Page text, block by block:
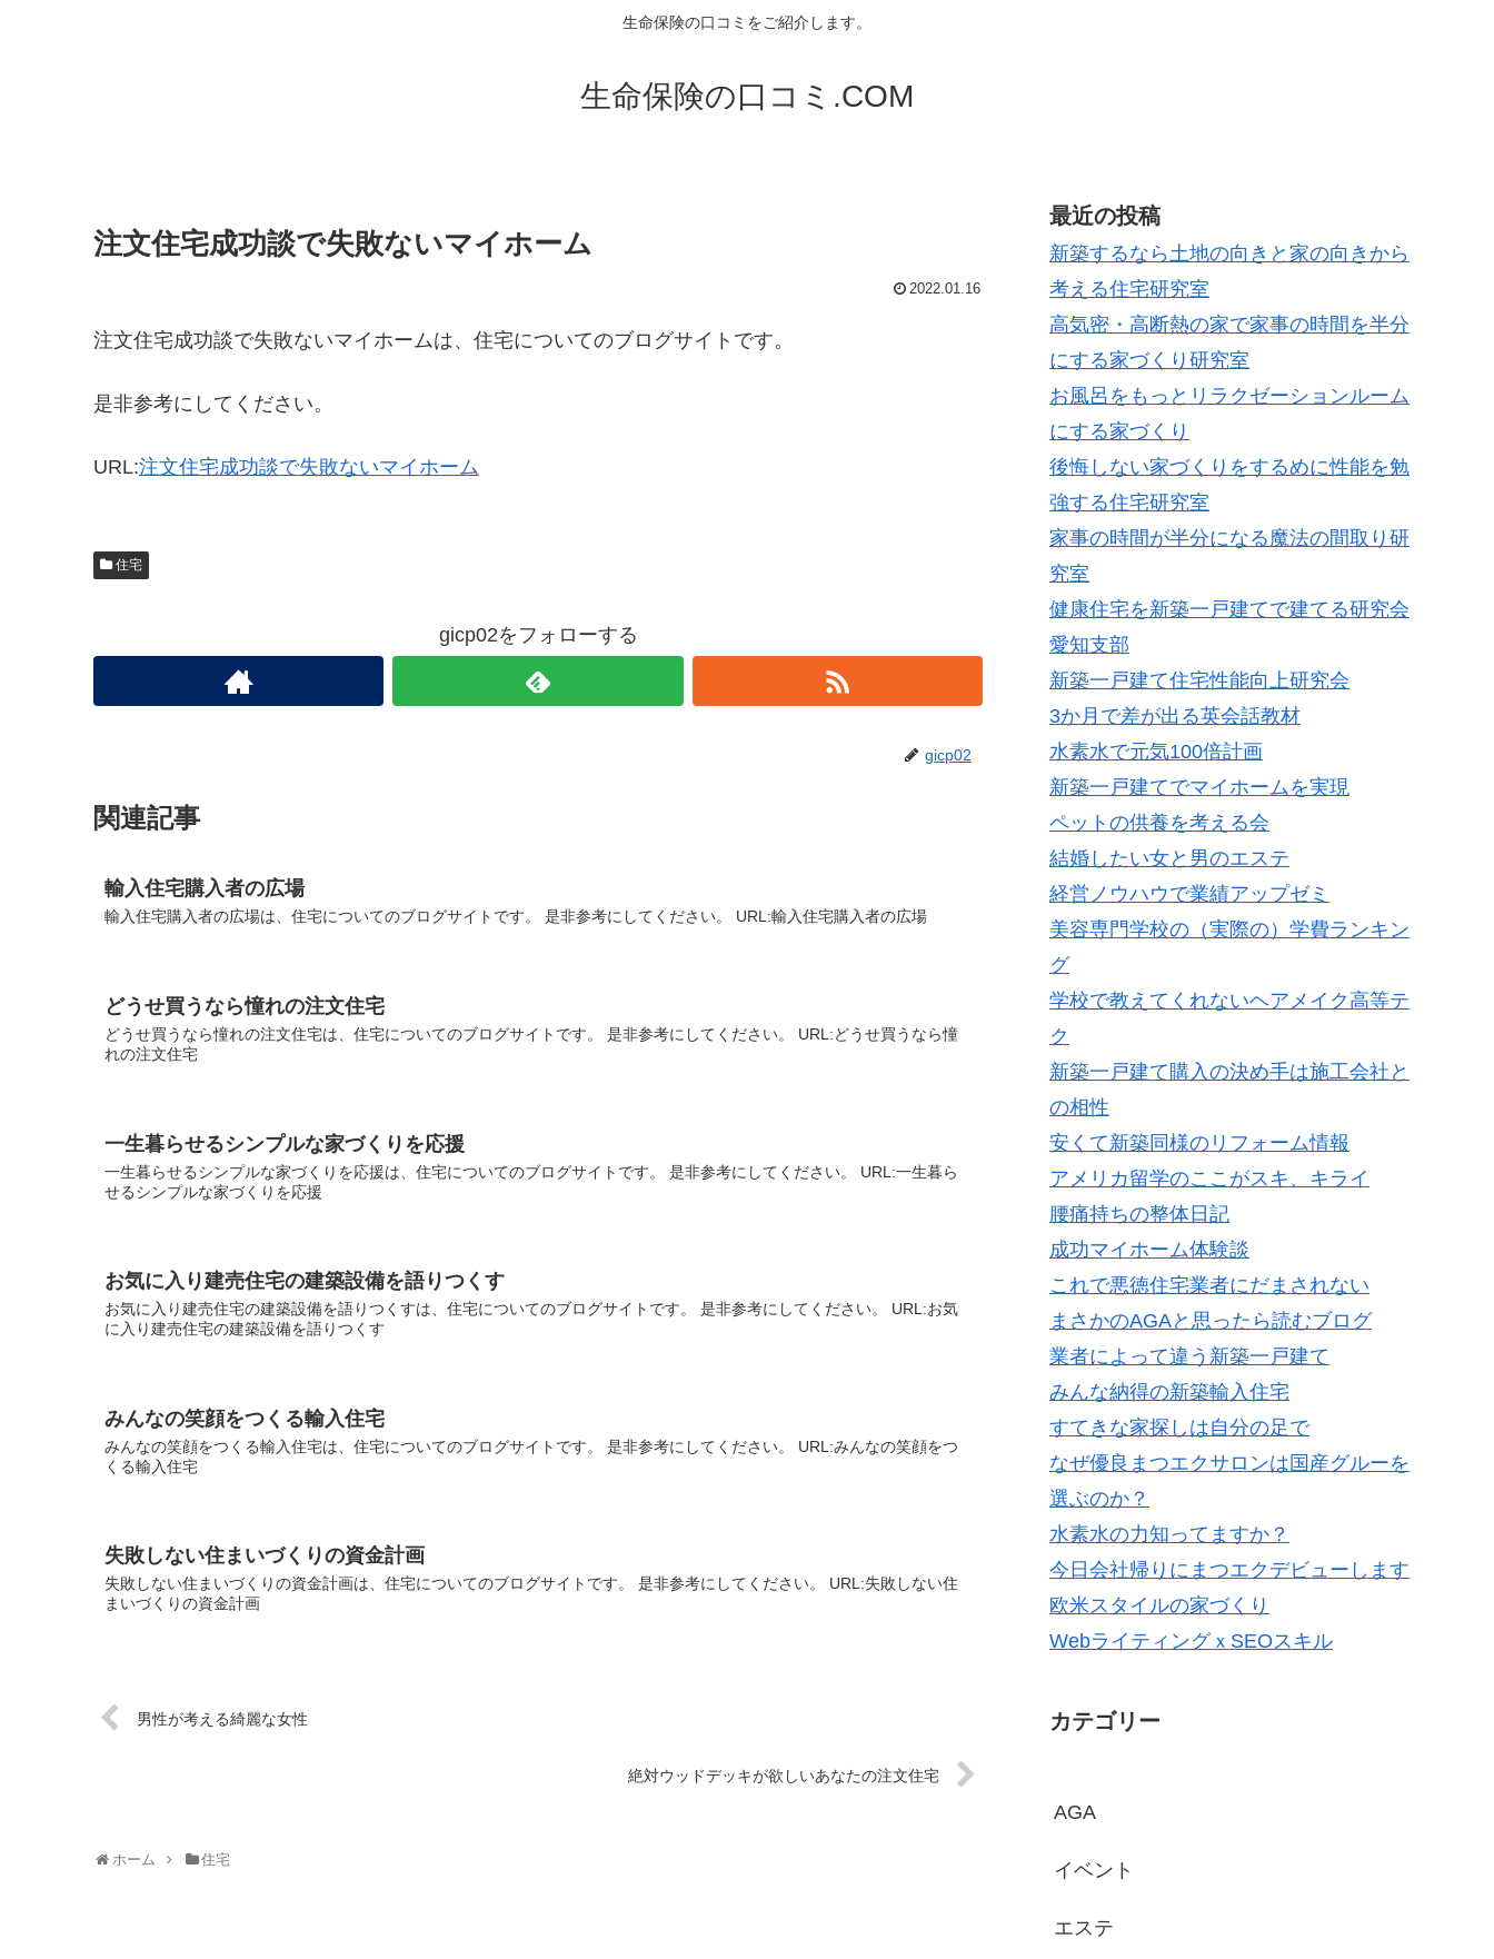
生命保険の口コミをご紹介します。
生命保険の口コミ.COM
注文住宅成功談で失敗ないマイホーム
2022.01.16
注文住宅成功談で失敗ないマイホームは、住宅についてのブログサイトです。
是非参考にしてください。
URL:注文住宅成功談で失敗ないマイホーム
住宅
gicp02をフォローする
gicp02
関連記事
輸入住宅購入者の広場
輸入住宅購入者の広場は、住宅についてのブログサイトです。 是非参考にしてください。 URL:輸入住宅購入者の広場
どうせ買うなら憧れの注文住宅
どうせ買うなら憧れの注文住宅は、住宅についてのブログサイトです。 是非参考にしてください。 URL:どうせ買うなら憧
れの注文住宅
一生暮らせるシンプルな家づくりを応援
一生暮らせるシンプルな家づくりを応援は、住宅についてのブログサイトです。 是非参考にしてください。 URL:一生暮ら
せるシンプルな家づくりを応援
お気に入り建売住宅の建築設備を語りつくす
お気に入り建売住宅の建築設備を語りつくすは、住宅についてのブログサイトです。 是非参考にしてください。 URL:お気
に入り建売住宅の建築設備を語りつくす
みんなの笑顔をつくる輸入住宅
みんなの笑顔をつくる輸入住宅は、住宅についてのブログサイトです。 是非参考にしてください。 URL:みんなの笑顔をつ
くる輸入住宅
失敗しない住まいづくりの資金計画
失敗しない住まいづくりの資金計画は、住宅についてのブログサイトです。 是非参考にしてください。 URL:失敗しない住
まいづくりの資金計画
男性が考える綺麗な女性
絶対ウッドデッキが欲しいあなたの注文住宅
ホーム 住宅
最近の投稿
新築するなら土地の向きと家の向きから
考える住宅研究室
高気密・高断熱の家で家事の時間を半分
にする家づくり研究室
お風呂をもっとリラクゼーションルーム
にする家づくり
後悔しない家づくりをするめに性能を勉
強する住宅研究室
家事の時間が半分になる魔法の間取り研
究室
健康住宅を新築一戸建てで建てる研究会
愛知支部
新築一戸建て住宅性能向上研究会
3か月で差が出る英会話教材
水素水で元気100倍計画
新築一戸建てでマイホームを実現
ペットの供養を考える会
結婚したい女と男のエステ
経営ノウハウで業績アップゼミ
美容専門学校の（実際の）学費ランキン
グ
学校で教えてくれないヘアメイク高等テ
ク
新築一戸建て購入の決め手は施工会社と
の相性
安くて新築同様のリフォーム情報
アメリカ留学のここがスキ、キライ
腰痛持ちの整体日記
成功マイホーム体験談
これで悪徳住宅業者にだまされない
まさかのAGAと思ったら読むブログ
業者によって違う新築一戸建て
みんな納得の新築輸入住宅
すてきな家探しは自分の足で
なぜ優良まつエクサロンは国産グルーを
選ぶのか？
水素水の力知ってますか？
今日会社帰りにまつエクデビューします
欧米スタイルの家づくり
WebライティングｘSEOスキル
カテゴリー
AGA
イベント
エステ